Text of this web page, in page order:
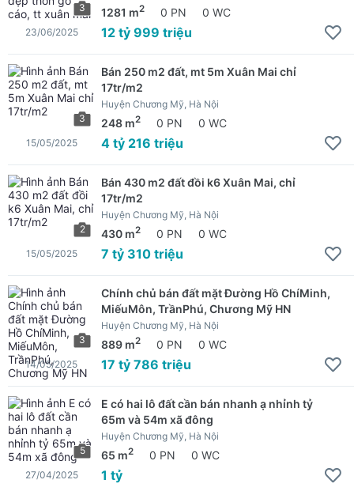
3 1281 m2 0 PN 0 WC
12 tỷ 999 triệu
23/06/2025
3
Bán 250 m2 đất, mt 5m Xuân Mai chỉ
17tr/m2
Huyện Chương Mỹ, Hà Nội
248 m2 0 PN 0 WC
4 tỷ 216 triệu
15/05/2025
2
Bán 430 m2 đất đồi k6 Xuân Mai, chỉ
17tr/m2
Huyện Chương Mỹ, Hà Nội
430 m2 0 PN 0 WC
7 tỷ 310 triệu
15/05/2025
3
Chính chủ bán đất mặt Đường Hồ ChíMinh,
MiếuMôn, TrầnPhú, Chương Mỹ HN
Huyện Chương Mỹ, Hà Nội
889 m2 0 PN 0 WC
17 tỷ 786 triệu
14/05/2025
5
E có hai lô đất cần bán nhanh ạ nhỉnh tỷ
65m và 54m xã đông
Huyện Chương Mỹ, Hà Nội
65 m2 0 PN 0 WC
1 tỷ
27/04/2025